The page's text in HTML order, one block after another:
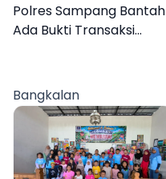
Polres Sampang Bantah
Ada Bukti Transaksi
Bangkalan